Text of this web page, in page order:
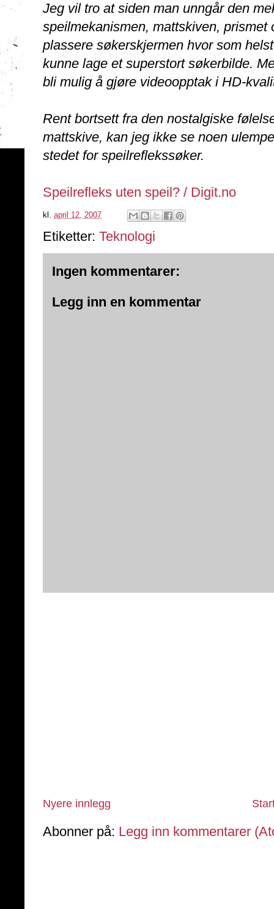
Jeg vil tro at siden man unngår den
speilmekanismen, mattskiven,
plassere søkerskjermen hvor som
kunne lage et superstort søkerbilde.
bli mulig å gjøre videoopptak i HD-
Rent bortsett fra den nostalgiske
mattskive, kan jeg ikke se noen
stedet for speilreflekssøker.
Speilrefleks uten speil? / Digit.no
kl. april 12, 2007
Etiketter: Teknologi
Ingen kommentarer:
Legg inn en kommentar
Nyere innlegg
Abonner på: Legg inn kommentarer